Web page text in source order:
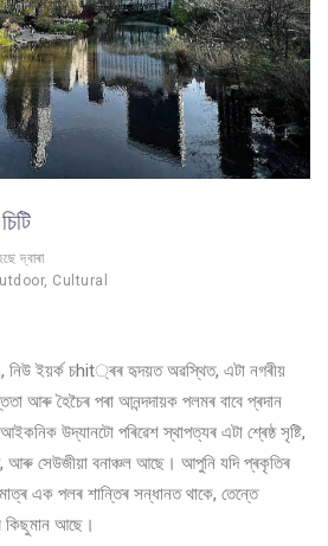
দ্বাৰা
, Cultural
ইয়ৰ্ক চhit্ৰৰ হৃদয়ত অৱস্থিত, এটা নগৰীয়
আৰু হৈচৈৰ পৰা আনন্দদায়ক পলমৰ বাবে প্ৰদান
উদ্যানটো পৰিৱেশ স্থাপত্যৰ এটা শ্ৰেষ্ঠ সৃষ্টি,
আৰু সেউজীয়া বনাঞ্চল আছে। আপুনি যদি প্ৰকৃতিৰ
এক পলৰ শান্তিৰ সন্ধানত থাকে, তেন্তে
আছে।